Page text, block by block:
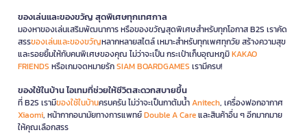
ของเล่นและของขวัญ สุดพิเศษทุกเทศกาล
มองหาของเล่นเสริมพัฒนาการ หรือของขวัญสุดพิเศษสำหรับทุกโอกาส B2S เราคัด
สรรของเล่นและของขวัญหลากหลายสไตล์ เหมาะสำหรับทุกเพศทุกวัย สร้างความสุข
และรอยยิ้มให้กับคนพิเศษของคุณ ไม่ว่าจะเป็น กระเป๋าเก็บอุณหภูมิKAKAO
FRIENDS หรือเกมจดหมายรักSIAM BOARDGAMES เรามีครบ!
ของใช้ในบ้าน ไอเทมที่ช่วยให้ชีวิตสะดวกสบายขึ้น
ที่ B2S เรามีของใช้ในบ้านครบครัน ไม่ว่าจะเป็นกาต้มน้ำAnitech, เครื่องฟอกอากาศ
Xiaomi, หน้ากากอนามัยทางการแพทย์Double A Careและสินค้าอื่น ๆ อีกมากมาย
ให้คุณเลือกสรร